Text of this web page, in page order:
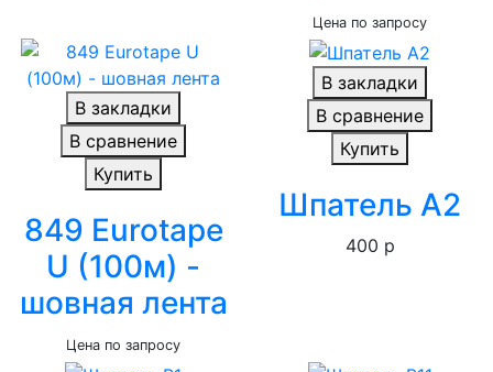
Цена по запросу
В закладки
В сравнение
Купить
849 Eurotape
U (100м) -
шовная лента
Цена по запросу
В закладки
В сравнение
Купить
Шпатель A2
400 р